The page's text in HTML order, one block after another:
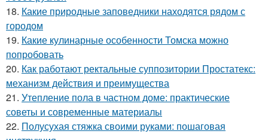
18. Какие природные заповедники находятся рядом с
городом
19. Какие кулинарные особенности Томска можно
попробовать
20. Как работают ректальные суппозитории Простатекс:
механизм действия и преимущества
21. Утепление пола в частном доме: практические
советы и современные материалы
22. Полусухая стяжка своими руками: пошаговая